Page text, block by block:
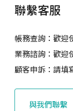
聯繫客服
帳務查詢：歡迎
業務諮詢：歡迎
顧客申訴：請填
與我們聯繫